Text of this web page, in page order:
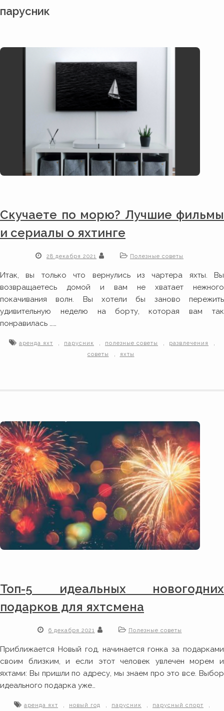
парусник
Скучаете по морю? Лучшие фильмы
и сериалы о яхтинге
28 декабря 2021 Полезные советы
Итак, вы только что вернулись из чартера яхты. Вы
возвращаетесь домой и вам не хватает нежного
покачивания волн. Вы хотели бы заново пережить
удивительную неделю на борту, которая вам так
понравилась ……
аренда яхт , парусник , полезные советы , развлечения ,
советы , яхты
Топ-5 идеальных новогодних
подарков для яхтсмена
6 декабря 2021 Полезные советы
Приближается Новый год, начинается гонка за подарками
своим близким, и если этот человек увлечен морем и
яхтами: Вы пришли по адресу, мы знаем про это все. Выбор
идеального подарка уже…
аренда яхт , новый год , парусник , парусный спорт ,